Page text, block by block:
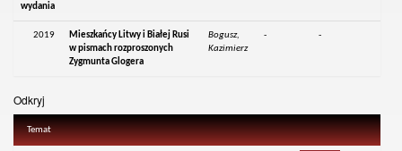
wydania
2019
Mieszkańcy Litwy i Białej Rusi
w pismach rozproszonych
Zygmunta Glogera
Bogusz,
Kazimierz
- -
Odkryj
Temat